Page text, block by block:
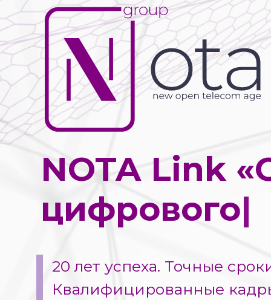
NOTA Link
цифрового
20 лет успеха. Точные
Квалифицированные